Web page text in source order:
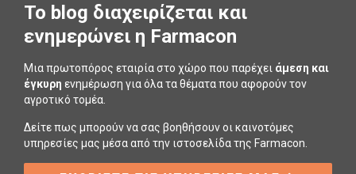
To blog διαχειρίζεται και
ενημερώνει η Farmacon
Μια πρωτοπόρος εταιρία στο χώρο που παρέχει άμεση και
έγκυρη ενημέρωση για όλα τα θέματα που αφορούν τον
αγροτικό τομέα.
Δείτε πως μπορούν να σας βοηθήσουν οι καινοτόμες
υπηρεσίες μας μέσα από την ιστοσελίδα της Farmacon.